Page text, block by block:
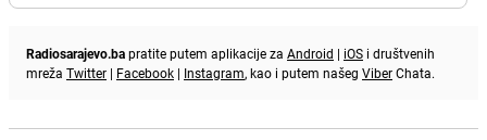
Radiosarajevo.bapratite putem aplikacije za Android | iOS i društvenih
mreža Twitter | Facebook | Instagram, kao i putem našeg ViberChata.